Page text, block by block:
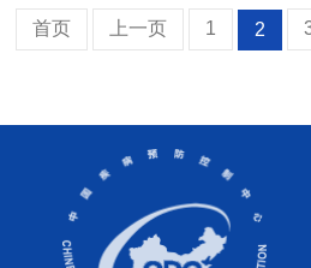
首页 上一页 1 2